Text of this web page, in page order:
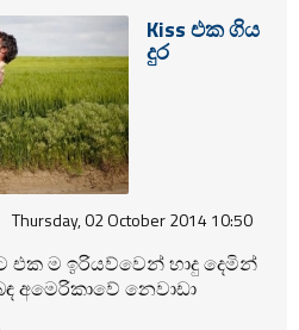
Kiss එක ගිය
දුර
Thursday, 02 October 2014 10:50
ම ඉරියව්වෙන් හාදු දෙමින්
අමෙරිකාවේ නෙවාඩා